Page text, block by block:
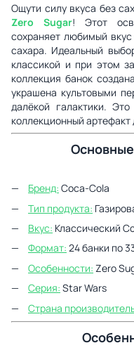
Ощути силу вкуса без
Zero Sugar! Этот
сохраняет любимый
сахара. Идеальный
классикой и при этом
коллекция банок
украшена культовыми
далёкой галактики.
коллекционный артефакт
Бренд: Coca-Cola
Тип продукта:
Вкус: Классический
Формат: 24 банки по
Особенности: Zero
Серия: Star Wars
Страна